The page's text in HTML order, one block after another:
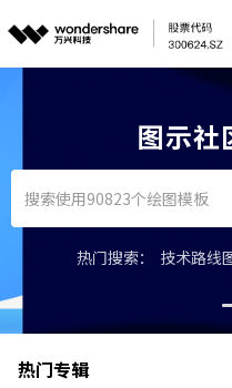
图示社
热门搜索： 技术路线
热门专辑